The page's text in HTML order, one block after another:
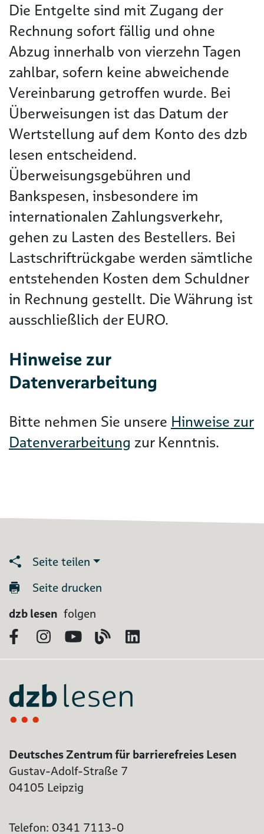
Die Entgelte sind mit Zugang der
Rechnung sofort fällig und ohne
Abzug innerhalb von vierzehn Tagen
zahlbar, sofern keine abweichende
Vereinbarung getroffen wurde. Bei
Überweisungen ist das Datum der
Wertstellung auf dem Konto des dzb
lesen entscheidend.
Überweisungsgebühren und
Bankspesen, insbesondere im
internationalen Zahlungsverkehr,
gehen zu Lasten des Bestellers. Bei
Lastschriftrückgabe werden sämtliche
entstehenden Kosten dem Schuldner
in Rechnung gestellt. Die Währung ist
ausschließlich der EURO.
Hinweise zur
Datenverarbeitung
Bitte nehmen Sie unsere Hinweise zur
Datenverarbeitung zur Kenntnis.
Seite teilen
Seite drucken
dzb lesen folgen
FacebookInstagram
YouTubeBlog
Deutsches Zentrum für barrierefreies Lesen
Gustav-Adolf-Straße 7
04105 Leipzig
Telefon: 0341 7113-0